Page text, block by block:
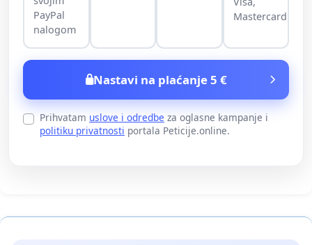
PayPal
nalogom
Mastercard
Nastavi na plaćanje 5 €
Prihvatam uslove i odredbe za oglasne kampanje i
politiku privatnosti portala Peticije.online.